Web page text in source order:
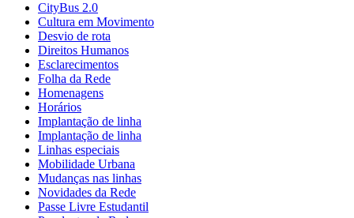
CityBus 2.0
Cultura em Movimento
Desvio de rota
Direitos Humanos
Esclarecimentos
Folha da Rede
Homenagens
Horários
Implantação de linha
Implantação de linha
Linhas especiais
Mobilidade Urbana
Mudanças nas linhas
Novidades da Rede
Passe Livre Estudantil